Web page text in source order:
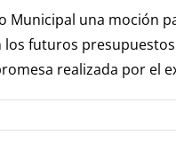
una moción
futuros
realizada por el